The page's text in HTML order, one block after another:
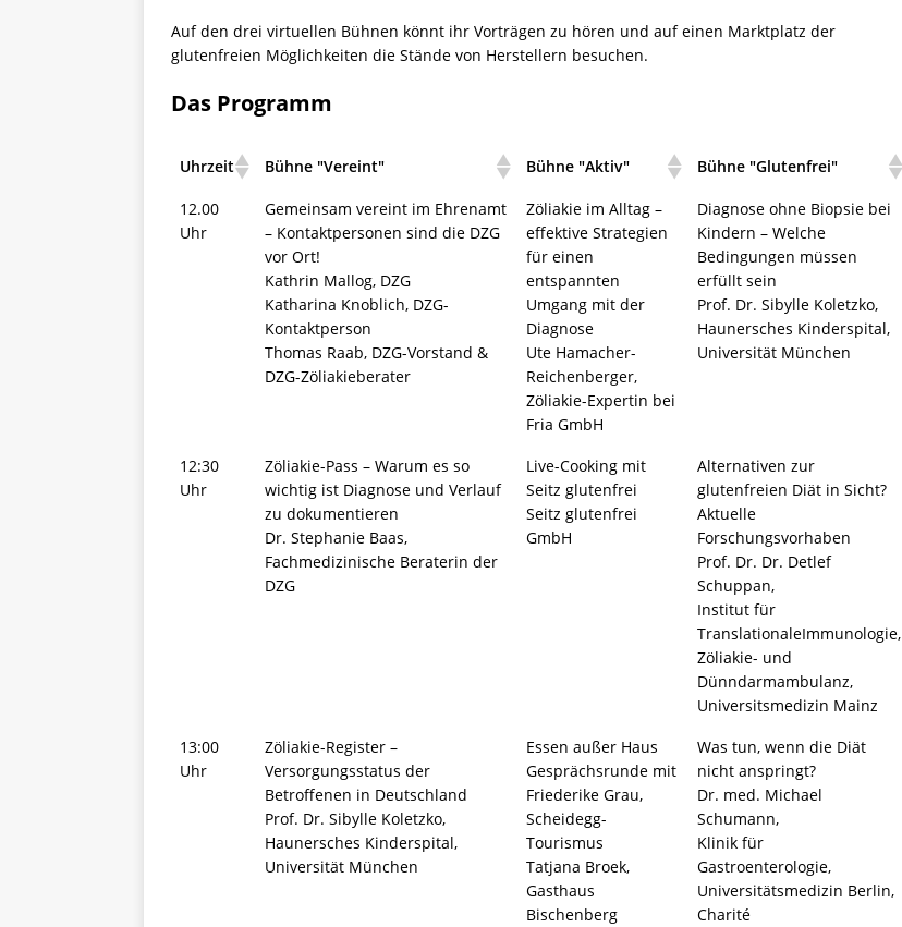
Auf den drei virtuellen Bühnen könnt ihr Vorträgen zu hören und auf einen Marktplatz der
glutenfreien Möglichkeiten die Stände von Herstellern besuchen.
Das Programm
Uhrzeit Bühne "Vereint" Bühne "Aktiv" Bühne "Glutenfrei"
12.00
Uhr
Gemeinsam vereint im Ehrenamt
– Kontaktpersonen sind die DZG
vor Ort!
Kathrin Mallog, DZG
Katharina Knoblich, DZG-
Kontaktperson
Thomas Raab, DZG-Vorstand &
DZG-Zöliakieberater
Zöliakie im Alltag –
effektive Strategien
für einen
entspannten
Umgang mit der
Diagnose
Ute Hamacher-
Reichenberger,
Zöliakie-Expertin bei
Fria GmbH
Diagnose ohne Biopsie bei
Kindern – Welche
Bedingungen müssen
erfüllt sein
Prof. Dr. Sibylle Koletzko,
Haunersches Kinderspital,
Universität München
12:30
Uhr
Zöliakie-Pass – Warum es so
wichtig ist Diagnose und Verlauf
zu dokumentieren
Dr. Stephanie Baas,
Fachmedizinische Beraterin der
DZG
Live-Cooking mit
Seitz glutenfrei
Seitz glutenfrei
GmbH
Alternativen zur
glutenfreien Diät in Sicht?
Aktuelle
Forschungsvorhaben
Prof. Dr. Dr. Detlef
Schuppan,
Institut für
TranslationaleImmunologie,
Zöliakie- und
Dünndarmambulanz,
Universitsmedizin Mainz
13:00
Uhr
Zöliakie-Register –
Versorgungsstatus der
Betroffenen in Deutschland
Prof. Dr. Sibylle Koletzko,
Haunersches Kinderspital,
Universität München
Essen außer Haus
Gesprächsrunde mit
Friederike Grau,
Scheidegg-
Tourismus
Tatjana Broek,
Gasthaus
Bischenberg
Was tun, wenn die Diät
nicht anspringt?
Dr. med. Michael
Schumann,
Klinik für
Gastroenterologie,
Universitätsmedizin Berlin,
Charité